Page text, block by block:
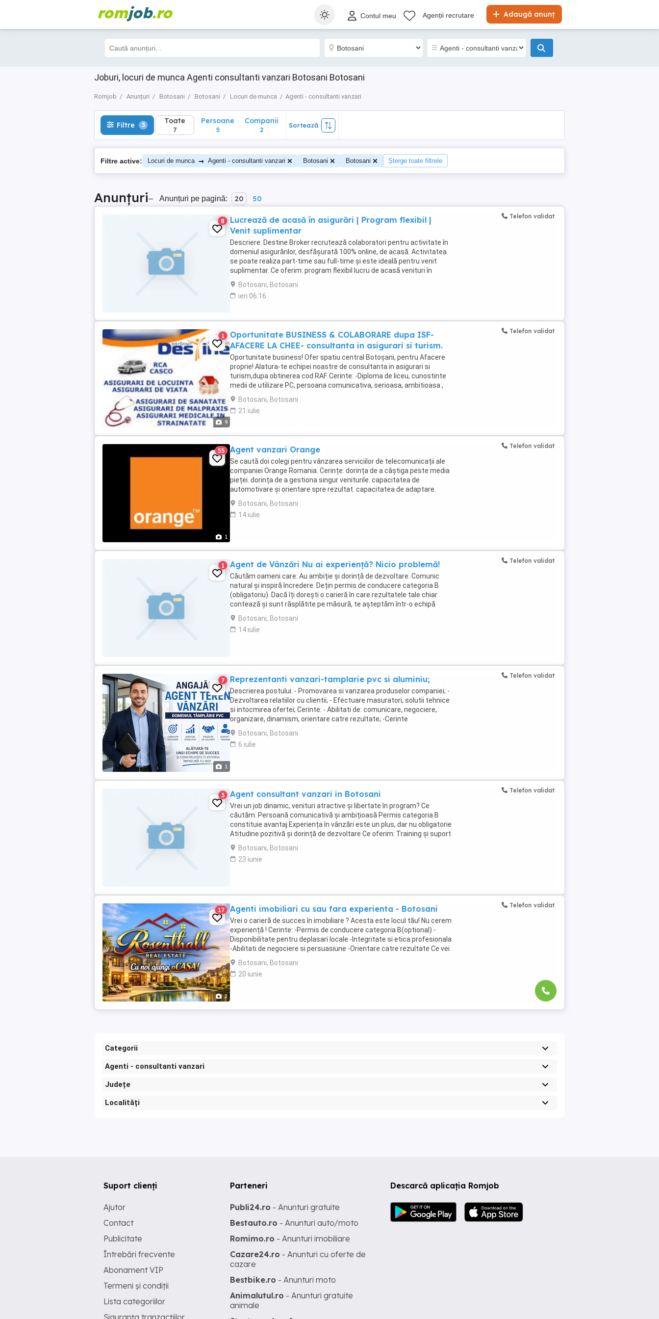
romjob.ro Adaugă anunț
Contul meu Agenții recrutare
Joburi, locuri de munca Agenti consultanti vanzari Botosani Botosani
Romjob Anunțuri Botosani Botosani Locuri de munca Agenti - consultanti vanzari
Filtre 3 Toate
7
Filtre 3 Toate
7
Persoane
5
Companii
2
Sortează
Filtre active: Locuri de munca → Agenti - consultanti vanzari Botosani Botosani Șterge toate filtrele
Anunțuri– Anunțuri pe pagină: 20 50
8
Lucrează de acasă în asigurări | Program flexibil |
Venit suplimentar
Descriere: Destine Broker recrutează colaboratori pentru activitate în
domeniul asigurărilor, desfășurată 100% online, de acasă. Activitatea
se poate realiza part-time sau full-time și este ideală pentru venit
suplimentar. Ce oferim: program flexibil lucru de acasă venituri în
funcție de implicare training ...
Botosani, Botosani
ieri 06:16
Telefon validat
9
1
Oportunitate BUSINESS & COLABORARE dupa ISF-
AFACERE LA CHEE- consultanta in asigurari si turism.
Oportunitate business! Ofer spatiu central Botoșani, pentru Afacere
proprie! Alatura-te echipei noastre de consultanta in asigurari si
turism,dupa obtinerea cod RAF. Cerinte: -Diploma de liceu, cunostinte
medii de utilizare PC, persoana comunicativa, serioasa, ambitioasa ,
deschisa spre a invata. Responsabilitati: ...
Botosani, Botosani
21 iulie
Telefon validat
1
55 Agent vanzari Orange
Se caută doi colegi pentru vânzarea serviciilor de telecomunicații ale
companiei Orange Romania. Cerințe: dorința de a câștiga peste media
pieței. dorința de a gestiona singur veniturile. capacitatea de
automotivare și orientare spre rezultat. capacitatea de adaptare.
Beneficii: Pachet salarial ...
Botosani, Botosani
14 iulie
Telefon validat
1 Agent de Vânzări Nu ai experiență? Nicio problemă!
Căutăm oameni care: Au ambiție și dorință de dezvoltare. Comunic
natural și inspiră încredere. Dețin permis de conducere categoria B
(obligatoriu). Dacă îți dorești o carieră în care rezultatele tale chiar
contează și sunt răsplătite pe măsură, te așteptăm într-o echipă
dinamică, orientată spre performanță. Nu ...
Botosani, Botosani
14 iulie
Telefon validat
1
7 Reprezentanti vanzari-tamplarie pvc si aluminiu;
Descrierea postului: - Promovarea si vanzarea produselor companiei; -
Dezvoltarea relatiilor cu clientii; - Efectuare masuratori, solutii tehnice
si intocmirea ofertei; Cerinte: - Abilitati de: comunicare, negociere,
organizare, dinamism, orientare catre rezultate; -Cerinte
comportamentale : responsabilitate, ...
Botosani, Botosani
6 iulie
Telefon validat
3 Agent consultant vanzari in Botosani
Vrei un job dinamic, venituri atractive și libertate în program? Ce
căutăm: Persoană comunicativă și ambițioasă Permis categoria B
constituie avantaj Experiența în vânzări este un plus, dar nu obligatorie
Atitudine pozitivă și dorință de dezvoltare Ce oferim: Training și suport
permanent Venituri ...
Botosani, Botosani
23 iunie
Telefon validat
2
17 Agenti imobiliari cu sau fara experienta - Botosani
Vrei o carieră de succes în imobiliare ? Acesta este locul tău! Nu cerem
experiență ! Cerinte: -Permis de conducere categoria B(optional) -
Disponibilitate pentru deplasari locale -Integritate si etica profesionala
-Abilitati de negociere si persuasiune -Orientare catre rezultate Ce vei
face: -Intermedierea ...
Botosani, Botosani
20 iunie
Telefon validat
Categorii
Agenti - consultanti vanzari
Județe
Localități
Descarcă aplicația Romjob
Suport clienți
Ajutor
Contact
Publicitate
Întrebări frecvente
Abonament VIP
Termeni și condiții
Lista categoriilor
Siguranța tranzacțiilor
Parteneri
Publi24.ro - Anunturi gratuite
Bestauto.ro - Anunturi auto/moto
Romimo.ro - Anunturi imobiliare
Cazare24.ro - Anunturi cu oferte de
cazare
Bestbike.ro - Anunturi moto
Animalutul.ro - Anunturi gratuite
animale